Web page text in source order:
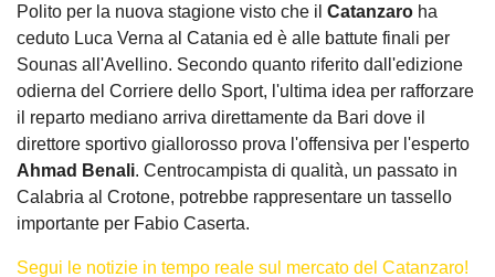
Polito per la nuova stagione visto che il Catanzaro ha
ceduto Luca Verna al Catania ed è alle battute finali per
Sounas all'Avellino. Secondo quanto riferito dall'edizione
odierna del Corriere dello Sport, l'ultima idea per rafforzare
il reparto mediano arriva direttamente da Bari dove il
direttore sportivo giallorosso prova l'offensiva per l'esperto
Ahmad Benali. Centrocampista di qualità, un passato in
Calabria al Crotone, potrebbe rappresentare un tassello
importante per Fabio Caserta.
Segui le notizie in tempo reale sul mercato del Catanzaro!